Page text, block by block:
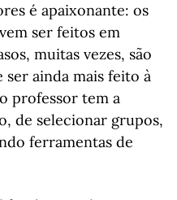
é apaixonante: os
ser feitos em
muitas vezes, são
ainda mais feito à
professor tem a
de selecionar grupos,
ferramentas de